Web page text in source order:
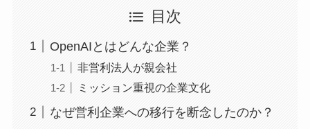
目次
OpenAIとはどんな企業？
非営利法人が親会社
ミッション重視の企業文化
なぜ営利企業への移行を断念したのか？